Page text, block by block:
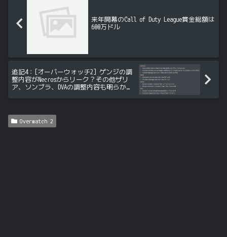
来年開幕のCall of Duty League賞金総額は
600万ドル
追記4：[オーバーウォッチ2] ゲンジの調
整内容がNecrosからリーク？その他ザリ
ア、ソンブラ、DVAの調整内容も明らかに
Overwatch 2